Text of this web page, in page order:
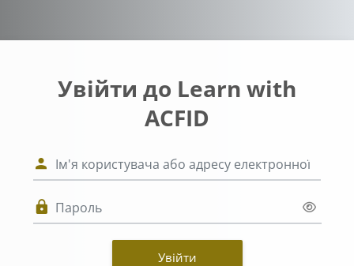
Увійти до Learn with
ACFID
Ім'я користувача або адресу
Увійти